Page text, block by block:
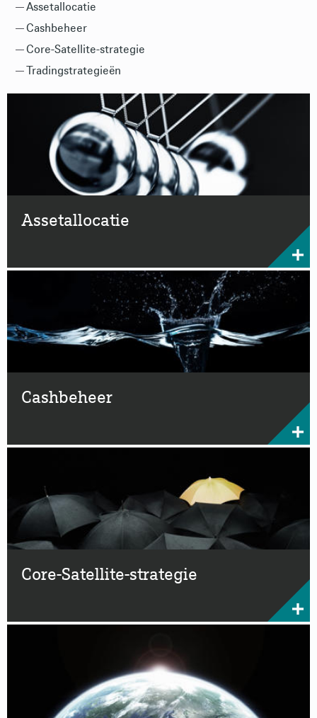
Assetallocatie
Cashbeheer
Core-Satellite-strategie
Tradingstrategieën
Assetallocatie
Cashbeheer
Core-Satellite-strategie